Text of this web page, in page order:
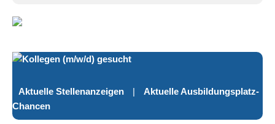
Aktuelle Stellenanzeigen |
Aktuelle Ausbildungsplatz-
Chancen